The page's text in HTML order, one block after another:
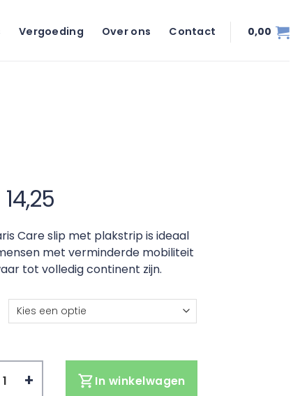
Vergoeding Over ons Contact 0,00
14,25
Care slip met plakstrip is ideaal
met verminderde mobiliteit
tot volledig continent zijn.
In winkelwagen